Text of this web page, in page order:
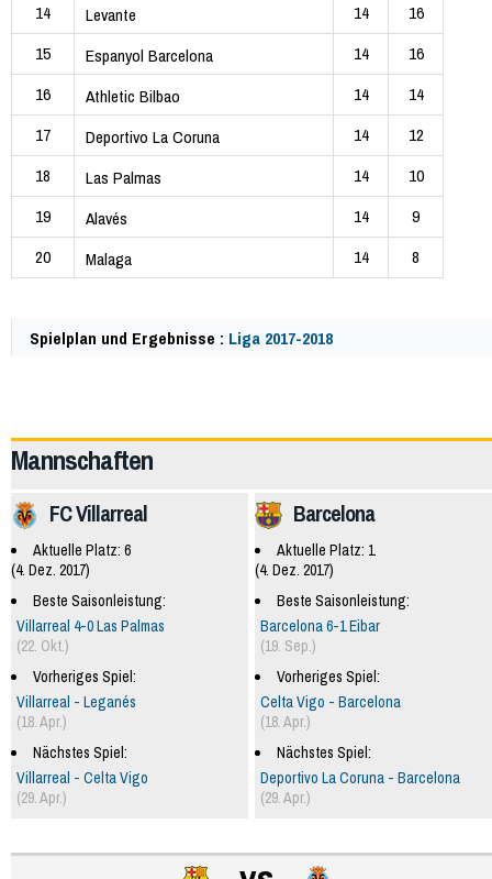
14
Levante 14
16
15
Espanyol Barcelona 14
16
16
Athletic Bilbao 14
14
17
Deportivo La Coruna 14
12
18
Las Palmas 14
10
19
Alavés 14
9
20
Malaga 14 8
Spielplan und Ergebnisse : Liga 2017-2018
Mannschaften
Barcelona
Aktuelle Platz: 1
(4. Dez. 2017)
Beste Saisonleistung:
Barcelona 6-1 Eibar
(19. Sep.)
Vorheriges Spiel:
Celta Vigo - Barcelona
(18. Apr.)
Nächstes Spiel:
Deportivo La Coruna - Barcelona
(29. Apr.)
FC Villarreal
Aktuelle Platz: 6
(4. Dez. 2017)
Beste Saisonleistung:
Villarreal 4-0 Las Palmas
(22. Okt.)
Vorheriges Spiel:
Villarreal - Leganés
(18. Apr.)
Nächstes Spiel:
Villarreal - Celta Vigo
(29. Apr.)